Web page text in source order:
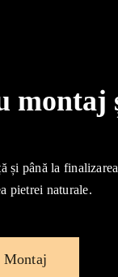
montaj
și până la
pietrei naturale.
Montaj